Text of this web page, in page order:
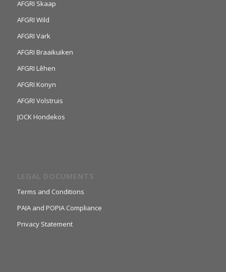
AFGRI Skaap
AFGRI Wild
AFGRI Vark
AFGRI Braaikuiken
AFGRI Lêhen
AFGRI Konyn
AFGRI Volstruis
JOCK Hondekos
LEGAL DOCUMENTS
Terms and Conditions
PAIA and POPIA Compliance
Privacy Statement